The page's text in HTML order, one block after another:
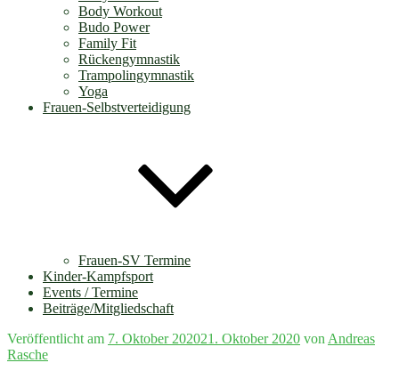
Body Workout
Budo Power
Family Fit
Rückengymnastik
Trampolingymnastik
Yoga
Frauen-Selbstverteidigung
Frauen-SV Termine
Kinder-Kampfsport
Events / Termine
Beiträge/Mitgliedschaft
Veröffentlicht am 7. Oktober 202021. Oktober 2020 von Andreas
Rasche